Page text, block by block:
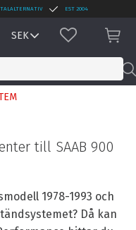
EST 2004
FAVORITER
till SAAB 900
1978-1993 och
Då kan